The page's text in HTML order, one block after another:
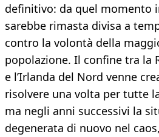
definitivo: da quel momento
sarebbe rimasta divisa a
contro la volontà della
popolazione. Il confine tra la
e l’Irlanda del Nord venne
risolvere una volta per tutte
ma negli anni successivi la
degenerata di nuovo nel